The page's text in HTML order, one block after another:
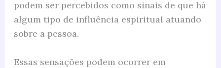
podem ser percebidos como sinais de que há
algum tipo de influência espiritual atuando
sobre a pessoa.
Essas sensações podem ocorrer em